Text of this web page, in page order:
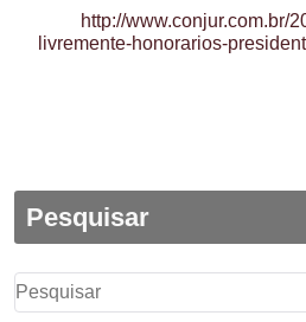
http://www.conjur.com.br/
livremente-honorarios-
Pesquisar
Pesquisar
por: